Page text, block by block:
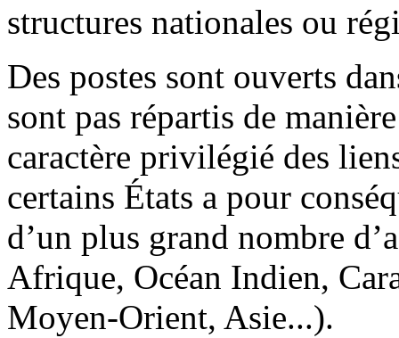
structures nationales ou
Des postes sont ouverts
sont pas répartis de
caractère privilégié des
certains États a pour
d’un plus grand nombre
Afrique, Océan Indien,
Moyen-Orient, Asie...).